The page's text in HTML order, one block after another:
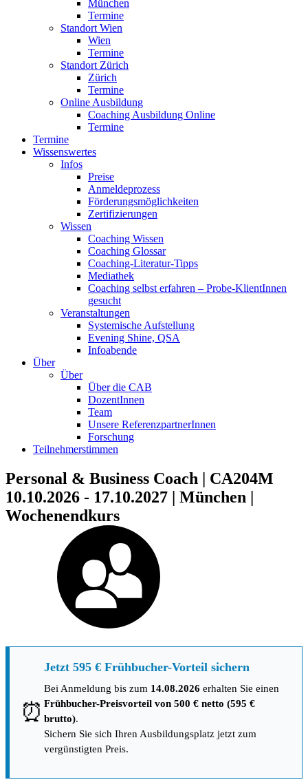
München
Termine
Standort Wien
Wien
Termine
Standort Zürich
Zürich
Termine
Online Ausbildung
Coaching Ausbildung Online
Termine
Termine
Wissenswertes
Infos
Preise
Anmeldeprozess
Förderungsmöglichkeiten
Zertifizierungen
Wissen
Coaching Wissen
Coaching Glossar
Coaching-Literatur-Tipps
Mediathek
Coaching selbst erfahren – Probe-KlientInnen
gesucht
Veranstaltungen
Systemische Aufstellung
Evening Shine, QSA
Infoabende
Über
Über
Über die CAB
DozentInnen
Team
Unsere ReferenzpartnerInnen
Forschung
Teilnehmerstimmen
Personal & Business Coach | CA204M
10.10.2026 - 17.10.2027 | München |
Wochenendkurs
⏰
Jetzt 595 € Frühbucher-Vorteil sichern
Bei Anmeldung bis zum 14.08.2026 erhalten Sie einen
Frühbucher-Preisvorteil von 500 € netto (595 €
brutto).
Sichern Sie sich Ihren Ausbildungsplatz jetzt zum
vergünstigten Preis.